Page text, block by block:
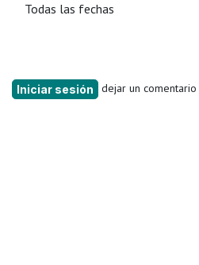
Iniciar sesión dejar un comentario